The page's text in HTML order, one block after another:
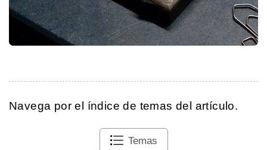
Navega por el índice de temas del artículo.
Temas